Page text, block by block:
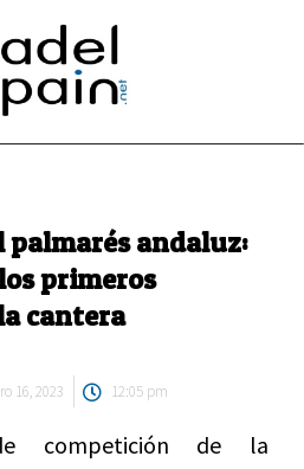
palmarés andaluz:
primeros
cantera
16, 2023 12:05 pm
competición de la